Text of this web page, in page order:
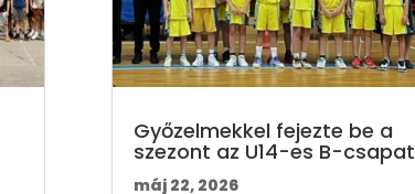
Győzelmekkel fejezte be a
szezont az U14-es B-csapat
máj 22, 2026